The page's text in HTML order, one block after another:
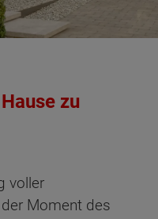
zu
voller
Moment des